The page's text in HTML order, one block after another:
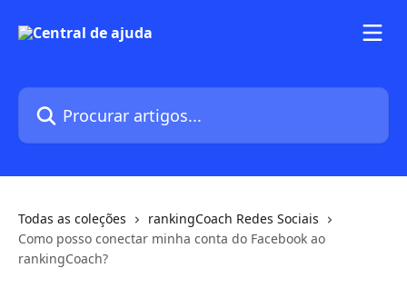
Procurar artigos...
Todas as coleções
rankingCoach Redes Sociais
Como posso conectar minha conta do Facebook ao
rankingCoach?